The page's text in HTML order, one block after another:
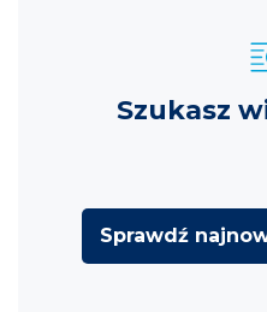
Szukasz
Sprawdź